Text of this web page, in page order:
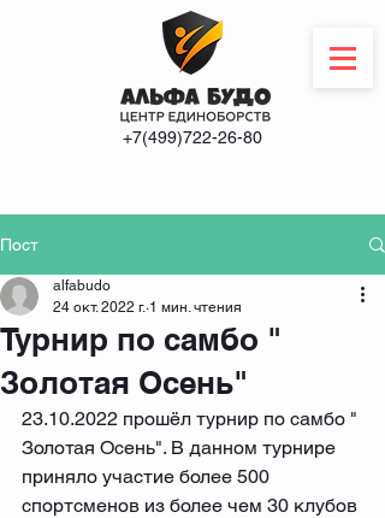
+7(499)722-26-80
Пост
Турнир по самбо "
Золотая Осень"
alfabudo
24 окт. 2022 г. 1 мин. чтения
23.10.2022 прошёл турнир по самбо "
Золотая Осень". В данном турнире
приняло участие более 500
спортсменов из более чем 30 клубов